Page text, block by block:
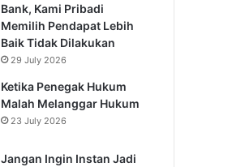
Bank, Kami Pribadi
Memilih Pendapat Lebih
Baik Tidak Dilakukan
29 July 2026
Ketika Penegak Hukum
Malah Melanggar Hukum
23 July 2026
Jangan Ingin Instan Jadi